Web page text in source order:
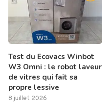
Test du Ecovacs Winbot
W3 Omni : le robot laveur
de vitres qui fait sa
propre lessive
8 juillet 2026